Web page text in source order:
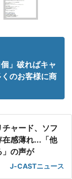
」破ればキャ
のお客様に商
ャード、ソフ
在感薄れ...「他
」の声が
J-CASTニュース